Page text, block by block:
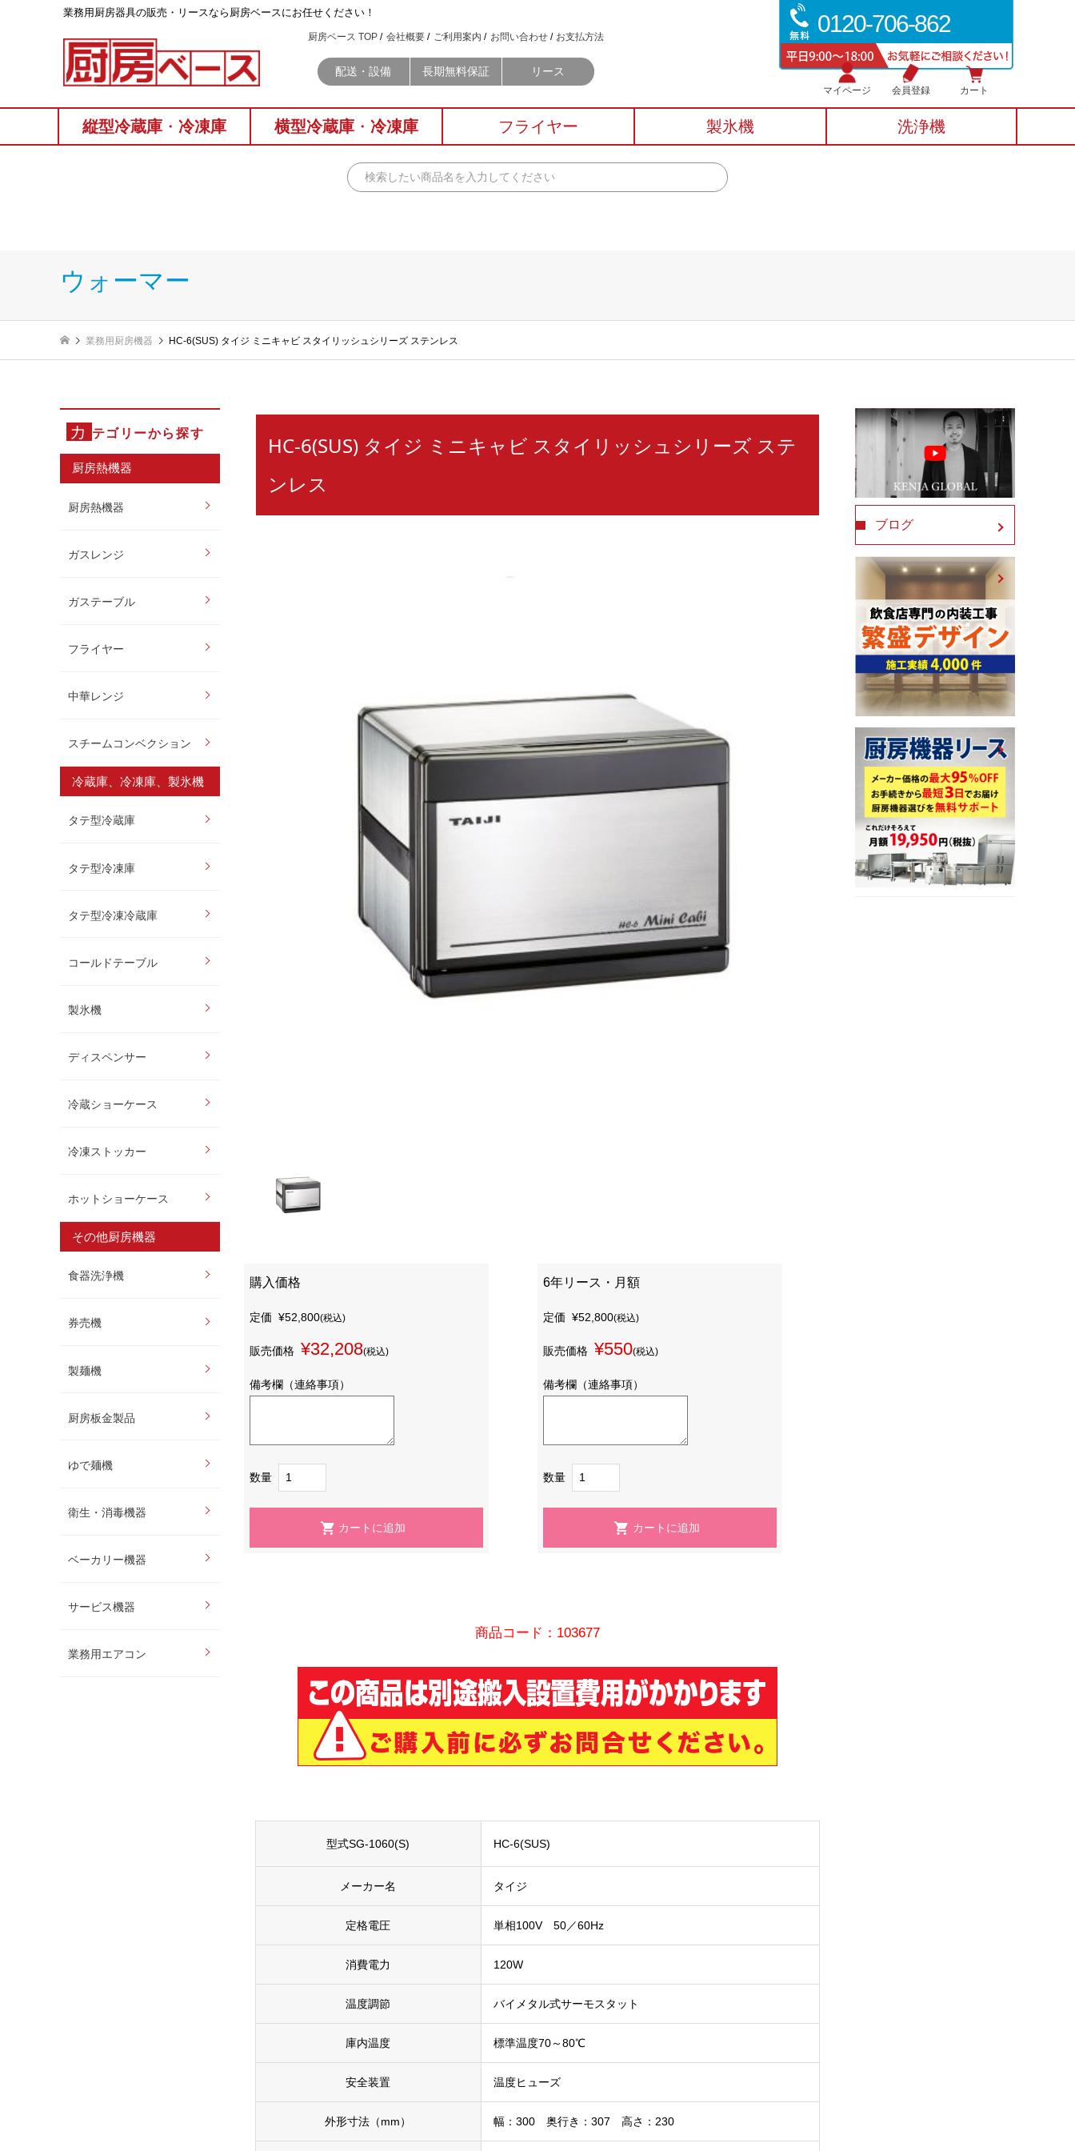
0120-706-862
業務⽤厨房器具の販売・リースなら厨房ベースにお任せください！
厨房ベース TOP 会社概要 ご利用案内 お問い合わせ お支払方法
配送・設備 長期無料保証 リース
マイページ 会員登録 カート
縦型冷蔵庫 ・ 冷凍庫 横型冷蔵庫 ・ 冷凍庫 フライヤー 製氷機 洗浄機
ウォーマー
業務用厨房機器 HC-6(SUS) タイジ ミニキャビ スタイリッシュシリーズ ステンレス
カ テゴリーから探す
厨房熱機器
厨房熱機器
ガスレンジ
ガステーブル
フライヤー
中華レンジ
スチームコンベクション
冷蔵庫、冷凍庫、製氷機
タテ型冷蔵庫
タテ型冷凍庫
タテ型冷凍冷蔵庫
コールドテーブル
製氷機
ディスペンサー
冷蔵ショーケース
冷凍ストッカー
ホットショーケース
その他厨房機器
食器洗浄機
券売機
製麺機
厨房板金製品
ゆで麺機
衛生・消毒機器
ベーカリー機器
サービス機器
業務用エアコン
HC-6(SUS) タイジ ミニキャビ スタイリッシュシリーズ ステ
ンレス
購入価格
定価 ¥52,800(税込)
販売価格 ¥32,208(税込)
備考欄（連絡事項）
数量
6年リース・月額
定価 ¥52,800(税込)
販売価格 ¥550(税込)
備考欄（連絡事項）
数量
商品コード：103677
型式SG-1060(S) HC-6(SUS)
メーカー名 タイジ
定格電圧 単相100V 50／60Hz
消費電力 120W
温度調節 バイメタル式サーモスタット
庫内温度 標準温度70～80℃
安全装置 温度ヒューズ
外形寸法（mm） 幅：300 奥行き：307 高さ：230
ブログ